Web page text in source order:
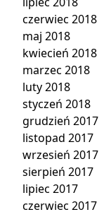
czerwiec 2018
maj 2018
kwiecień 2018
marzec 2018
luty 2018
styczeń 2018
grudzień 2017
listopad 2017
wrzesień 2017
sierpień 2017
lipiec 2017
czerwiec 2017